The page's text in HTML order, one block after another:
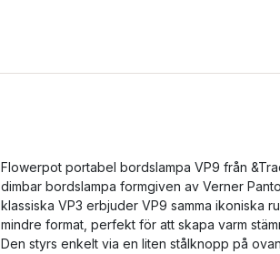
Flowerpot portabel bordslampa VP9 från
dimbar bordslampa formgiven av Verner
klassiska VP3 erbjuder VP9 samma ikoniska
mindre format, perfekt för att skapa varm
Den styrs enkelt via en liten stålknopp på